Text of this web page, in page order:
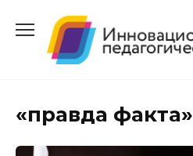
содержанию
«правда факта»